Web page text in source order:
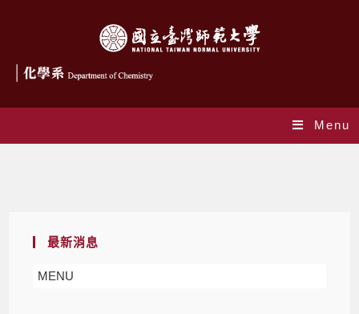
Menu
最新消息
MENU